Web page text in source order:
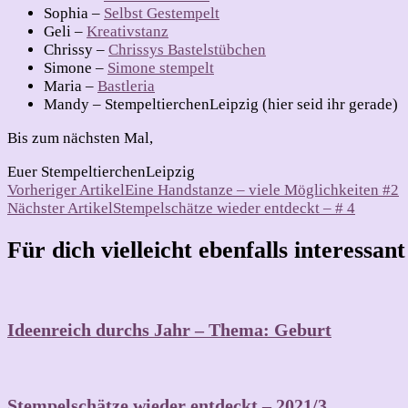
Sophia – Selbst Gestempelt
Geli – Kreativstanz
Chrissy – Chrissys Bastelstübchen
Simone – Simone stempelt
Maria – Bastleria
Mandy – StempeltierchenLeipzig (hier seid ihr gerade)
Bis zum nächsten Mal,
Euer StempeltierchenLeipzig
Beitragsnavigation
Vorheriger ArtikelEine Handstanze – viele Möglichkeiten #2
Nächster ArtikelStempelschätze wieder entdeckt – # 4
Für dich vielleicht ebenfalls
Ideenreich durchs Jahr – Thema: Geburt